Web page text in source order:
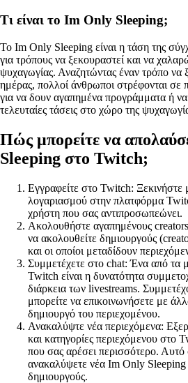
Τι είναι το Im Only Sleeping;
To Im Only Sleeping είναι η τάση της
για τρόπους να ξεκουραστεί και να
ψυχαγωγίας. Αναζητώντας έναν τρόπο να
ημέρας, πολλοί άνθρωποι στρέφονται
για να δουν αγαπημένα προγράμματα ή
τελευταίες τάσεις στο χώρο της
Πώς μπορείτε να
Sleeping στο Twitch;
Εγγραφείτε στο Twitch: Ξεκινήστε
λογαριασμού στην πλατφόρμα
χρήστη που σας αντιπροσωπεώνει.
Ακολουθήστε αγαπημένους
να ακολουθείτε δημιουργούς
και οι οποίοι μεταδίδουν
Συμμετέχετε στο chat: Ένα από τα
Twitch είναι η δυνατότητα
διάρκεια των livestreams.
μπορείτε να επικοινωνήσετε με
δημιουργό του περιεχομένου.
Ανακαλύψτε νέα περιεχόμενα:
και κατηγορίες περιεχόμενου στο
που σας αρέσει περισσότερο. Αυτό
ανακαλύψετε νέα Im Only Sleeping
δημιουργούς.